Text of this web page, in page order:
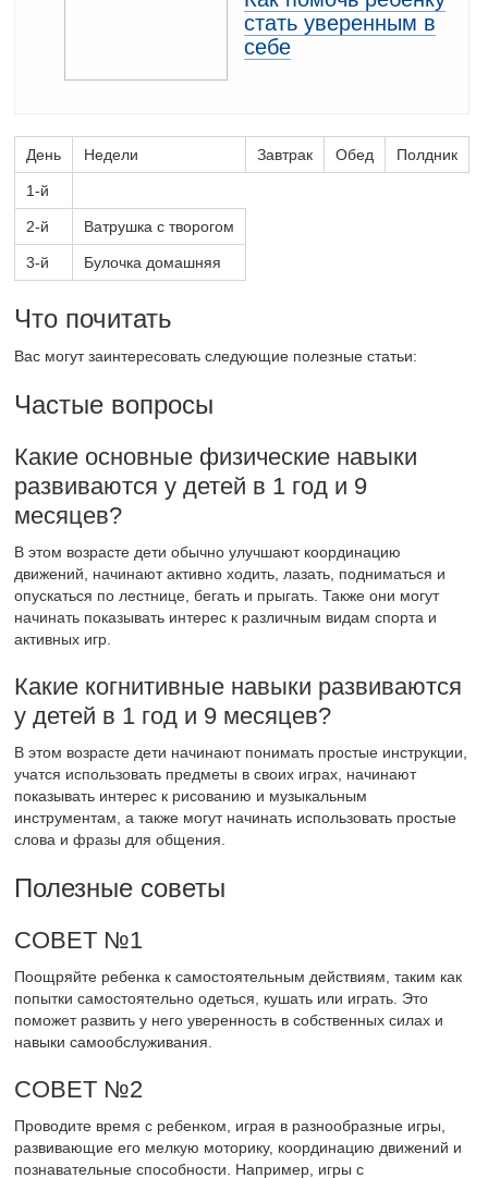
стать уверенным в
себе
День Недели Завтрак Обед Полдник
1-й
2-й Ватрушка с творогом
3-й Булочка домашняя
Что почитать
Вас могут заинтересовать следующие полезные статьи:
Частые вопросы
Какие основные физические навыки
развиваются у детей в 1 год и 9
месяцев?
В этом возрасте дети обычно улучшают координацию
движений, начинают активно ходить, лазать, подниматься и
опускаться по лестнице, бегать и прыгать. Также они могут
начинать показывать интерес к различным видам спорта и
активных игр.
Какие когнитивные навыки развиваются
у детей в 1 год и 9 месяцев?
В этом возрасте дети начинают понимать простые инструкции,
учатся использовать предметы в своих играх, начинают
показывать интерес к рисованию и музыкальным
инструментам, а также могут начинать использовать простые
слова и фразы для общения.
Полезные советы
СОВЕТ №1
Поощряйте ребенка к самостоятельным действиям, таким как
попытки самостоятельно одеться, кушать или играть. Это
поможет развить у него уверенность в собственных силах и
навыки самообслуживания.
СОВЕТ №2
Проводите время с ребенком, играя в разнообразные игры,
развивающие его мелкую моторику, координацию движений и
познавательные способности. Например, игры с